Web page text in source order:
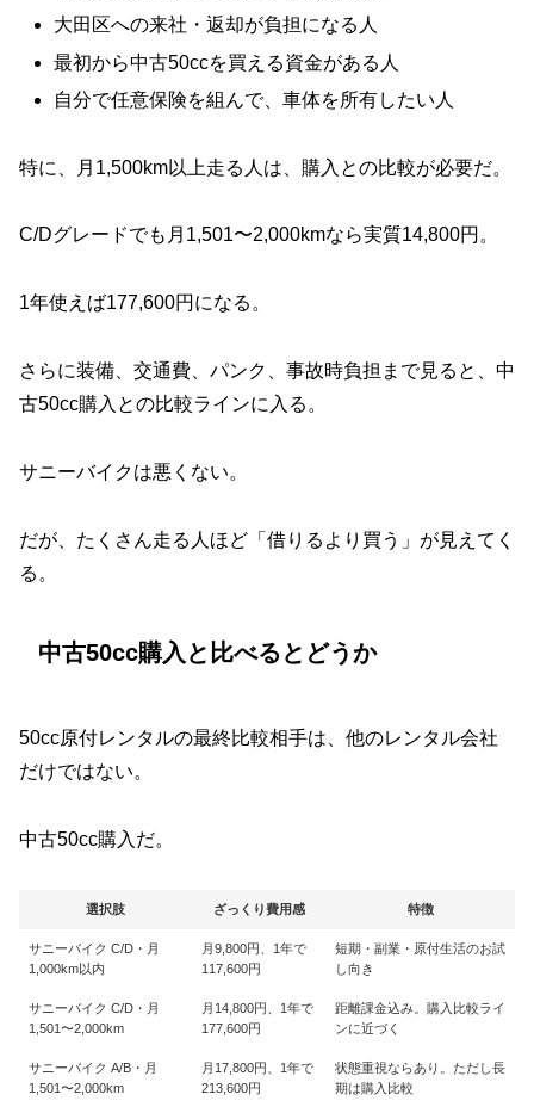
大田区への来社・返却が負担になる人
最初から中古50ccを買える資金がある人
自分で任意保険を組んで、車体を所有したい人
特に、月1,500km以上走る人は、購入との比較が必要だ。
C/Dグレードでも月1,501〜2,000kmなら実質14,800円。
1年使えば177,600円になる。
さらに装備、交通費、パンク、事故時負担まで見ると、中
古50cc購入との比較ラインに入る。
サニーバイクは悪くない。
だが、たくさん走る人ほど「借りるより買う」が見えてく
る。
中古50cc購入と比べるとどうか
50cc原付レンタルの最終比較相手は、他のレンタル会社
だけではない。
中古50cc購入だ。
選択肢 ざっくり費用感 特徴
サニーバイク C/D・月
1,000km以内
月9,800円、1年で
117,600円
短期・副業・原付生活のお試
し向き
サニーバイク C/D・月
1,501〜2,000km
月14,800円、1年で
177,600円
距離課金込み。購入比較ライ
ンに近づく
サニーバイク A/B・月
1,501〜2,000km
月17,800円、1年で
213,600円
状態重視ならあり。ただし長
期は購入比較